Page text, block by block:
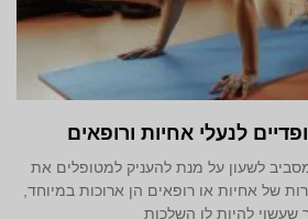
לנעלי אחיות ורופאים
לשעון על מנת להעניק למטופלים את
של אחיות או רופאים הן ארוכות במיוחד,
שעשוי להיות לו השלכות